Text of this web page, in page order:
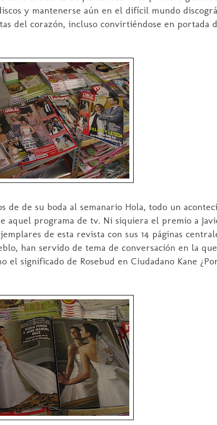
y mantenerse aún en el difícil mundo
del corazón, incluso convirtiéndose en portada
de su boda al semanario Hola, todo un
aquel programa de tv. Ni siquiera el premio a
de esta revista con sus 14 páginas
han servido de tema de conversación en la
significado de Rosebud en Ciudadano Kane